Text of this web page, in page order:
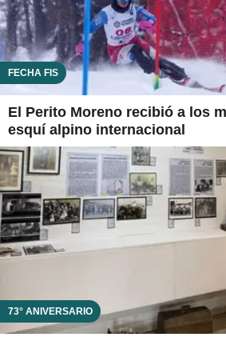
FECHA FIS
El Perito Moreno recibió a los
esquí alpino internacional
73° ANIVERSARIO